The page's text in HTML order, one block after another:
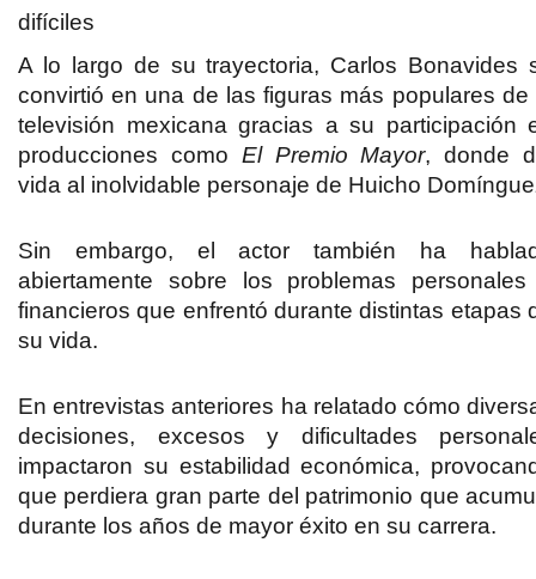
difíciles
A lo largo de su trayectoria, Carlos Bonavides
convirtió en una de las figuras más populares de
televisión mexicana gracias a su participación
producciones como El Premio Mayor, donde
vida al inolvidable personaje de Huicho
Sin embargo, el actor también ha
abiertamente sobre los problemas
financieros que enfrentó durante distintas etapas
su vida.
En entrevistas anteriores ha relatado cómo
decisiones, excesos y dificultades
impactaron su estabilidad económica,
que perdiera gran parte del patrimonio que
durante los años de mayor éxito en su carrera.